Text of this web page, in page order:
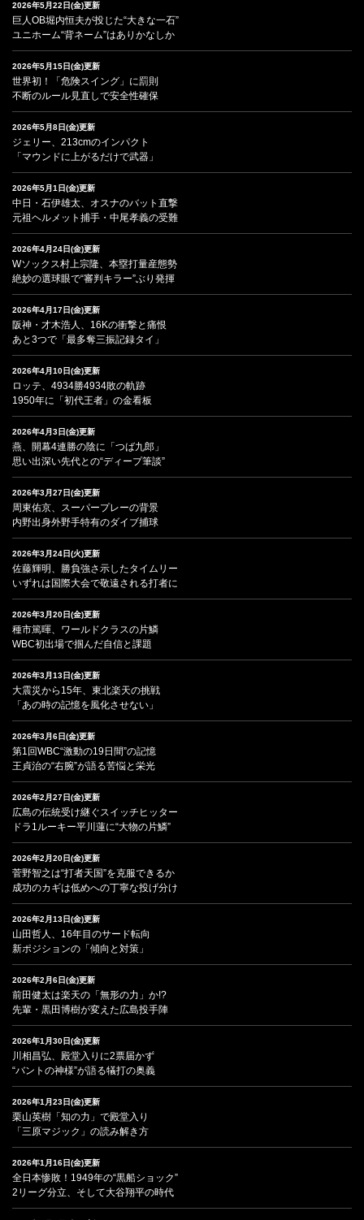
2026年5月22日(金)更新
巨人OB堀内恒夫が投じた“大きな一石”
ユニホーム“背ネーム”はありかなしか
2026年5月15日(金)更新
世界初！「危険スイング」に罰則
不断のルール見直しで安全性確保
2026年5月8日(金)更新
ジェリー、213cmのインパクト
「マウンドに上がるだけで武器」
2026年5月1日(金)更新
中日・石伊雄太、オスナのバット直撃
元祖ヘルメット捕手・中尾孝義の受難
2026年4月24日(金)更新
Wソックス村上宗隆、本塁打量産態勢
絶妙の選球眼で“審判キラー”ぶり発揮
2026年4月17日(金)更新
阪神・才木浩人、16Kの衝撃と痛恨
あと3つで「最多奪三振記録タイ」
2026年4月10日(金)更新
ロッテ、4934勝4934敗の軌跡
1950年に「初代王者」の金看板
2026年4月3日(金)更新
燕、開幕4連勝の陰に「つば九郎」
思い出深い先代との“ディープ筆談”
2026年3月27日(金)更新
周東佑京、スーパープレーの背景
内野出身外野手特有のダイブ捕球
2026年3月24日(火)更新
佐藤輝明、勝負強さ示したタイムリー
いずれは国際大会で敬遠される打者に
2026年3月20日(金)更新
種市篤暉、ワールドクラスの片鱗
WBC初出場で掴んだ自信と課題
2026年3月13日(金)更新
大震災から15年、東北楽天の挑戦
「あの時の記憶を風化させない」
2026年3月6日(金)更新
第1回WBC“激動の19日間”の記憶
王貞治の“右腕”が語る苦悩と栄光
2026年2月27日(金)更新
広島の伝統受け継ぐスイッチヒッター
ドラ1ルーキー平川蓮に“大物の片鱗”
2026年2月20日(金)更新
菅野智之は“打者天国”を克服できるか
成功のカギは低めへの丁寧な投げ分け
2026年2月13日(金)更新
山田哲人、16年目のサード転向
新ポジションの「傾向と対策」
2026年2月6日(金)更新
前田健太は楽天の「無形の力」か!?
先輩・黒田博樹が変えた広島投手陣
2026年1月30日(金)更新
川相昌弘、殿堂入りに2票届かず
“バントの神様”が語る犠打の奥義
2026年1月23日(金)更新
栗山英樹「知の力」で殿堂入り
「三原マジック」の読み解き方
2026年1月16日(金)更新
全日本惨敗！1949年の“黒船ショック”
2リーグ分立、そして大谷翔平の時代